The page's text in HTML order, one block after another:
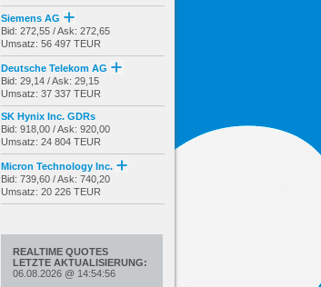
Siemens AG
Bid: 272,55 / Ask: 272,65
Umsatz: 56 497 TEUR
Deutsche Telekom AG
Bid: 29,14 / Ask: 29,15
Umsatz: 37 337 TEUR
SK Hynix Inc. GDRs
Bid: 918,00 / Ask: 920,00
Umsatz: 24 804 TEUR
Micron Technology Inc.
Bid: 739,60 / Ask: 740,20
Umsatz: 20 226 TEUR
REALTIME QUOTES
LETZTE AKTUALISIERUNG:
06.08.2026 @ 14:54:56